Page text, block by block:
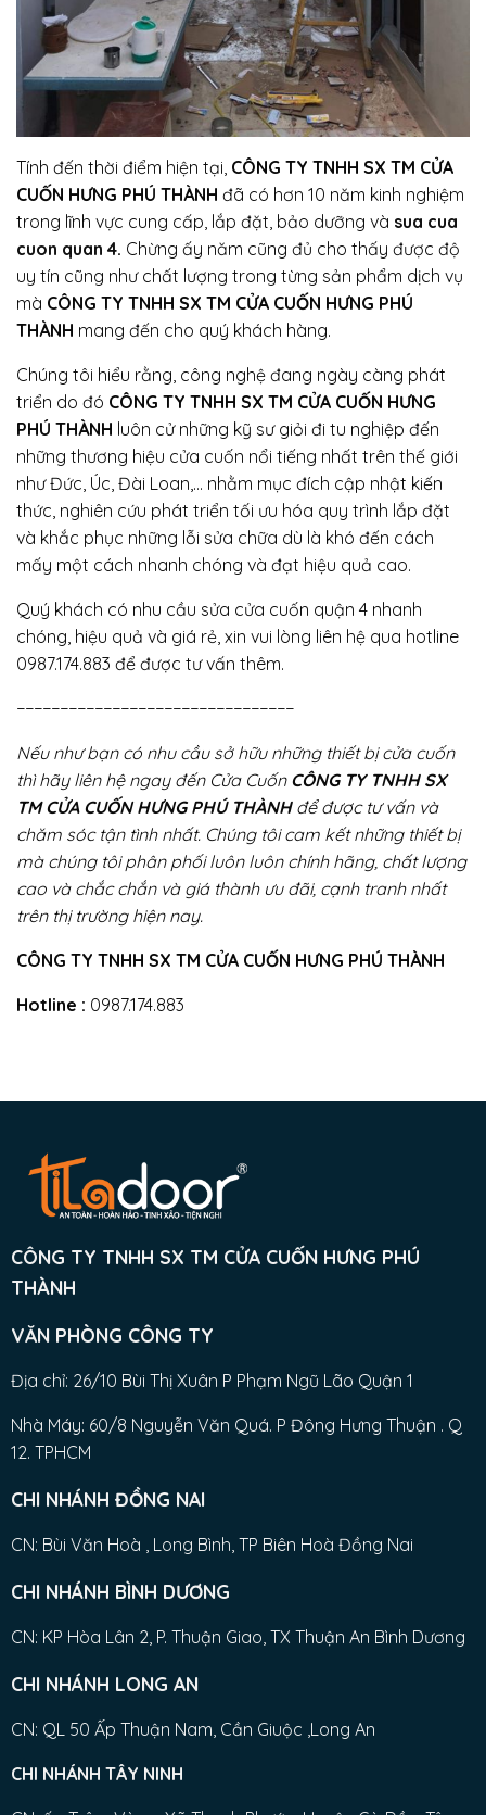
Tính đến thời điểm hiện tại, CÔNG TY TNHH SX TM CỬA
CUỐN HƯNG PHÚ THÀNH đã có hơn 10 năm kinh nghiệm
trong lĩnh vực cung cấp, lắp đặt, bảo dưỡng và sua cua
cuon quan 4. Chừng ấy năm cũng đủ cho thấy được độ
uy tín cũng như chất lượng trong từng sản phẩm dịch vụ
mà CÔNG TY TNHH SX TM CỬA CUỐN HƯNG PHÚ
THÀNH mang đến cho quý khách hàng.
Chúng tôi hiểu rằng, công nghệ đang ngày càng phát
triển do đó CÔNG TY TNHH SX TM CỬA CUỐN HƯNG
PHÚ THÀNH luôn cử những kỹ sư giỏi đi tu nghiệp đến
những thương hiệu cửa cuốn nổi tiếng nhất trên thế giới
như Đức, Úc, Đài Loan,… nhằm mục đích cập nhật kiến
thức, nghiên cứu phát triển tối ưu hóa quy trình lắp đặt
và khắc phục những lỗi sửa chữa dù là khó đến cách
mấy một cách nhanh chóng và đạt hiệu quả cao.
Quý khách có nhu cầu sửa cửa cuốn quận 4 nhanh
chóng, hiệu quả và giá rẻ, xin vui lòng liên hệ qua hotline
0987.174.883 để được tư vấn thêm.
−−−−−−−−−−−−−−−−−−−−−−−−−−−−−−−−
Nếu như bạn có nhu cầu sở hữu những thiết bị cửa cuốn
thì hãy liên hệ ngay đến Cửa Cuốn CÔNG TY TNHH SX
TM CỬA CUỐN HƯNG PHÚ THÀNHđể được tư vấn và
chăm sóc tận tình nhất. Chúng tôi cam kết những thiết bị
mà chúng tôi phân phối luôn luôn chính hãng, chất lượng
cao và chắc chắn và giá thành ưu đãi, cạnh tranh nhất
trên thị trường hiện nay.
CÔNG TY TNHH SX TM CỬA CUỐN HƯNG PHÚ THÀNH
Hotline : 0987.174.883
CÔNG TY TNHH SX TM CỬA CUỐN HƯNG PHÚ
THÀNH
VĂN PHÒNG CÔNG TY
Địa chỉ: 26/10 Bùi Thị Xuân P Phạm Ngũ Lão Quận 1
Nhà Máy: 60/8 Nguyễn Văn Quá. P Đông Hưng Thuận . Q
12. TPHCM
CHI NHÁNH ĐỒNG NAI
CN: Bùi Văn Hoà , Long Bình, TP Biên Hoà Đồng Nai
CHI NHÁNH BÌNH DƯƠNG
CN: KP Hòa Lân 2, P. Thuận Giao, TX Thuận An Bình Dương
CHI NHÁNH LONG AN
CN: QL 50 Ấp Thuận Nam, Cần Giuộc ,Long An
CHI NHÁNH TÂY NINH